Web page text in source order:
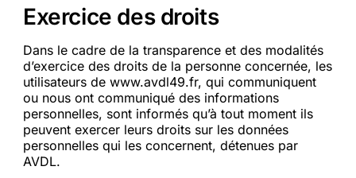
Exercice des droits
Dans le cadre de la transparence et des modalités
d’exercice des droits de la personne concernée, les
utilisateurs de www.avdl49.fr, qui communiquent
ou nous ont communiqué des informations
personnelles, sont informés qu’à tout moment ils
peuvent exercer leurs droits sur les données
personnelles qui les concernent, détenues par
AVDL.